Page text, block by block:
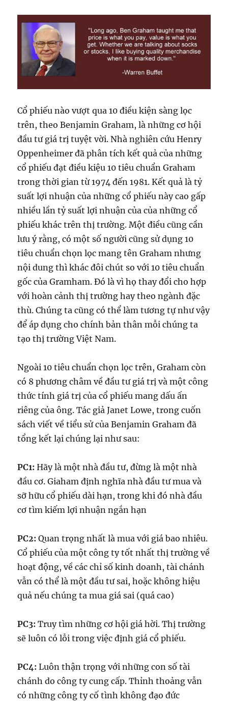
Cổ phiếu nào vượt qua 10 điều kiện sàng lọc
trên, theo Benjamin Graham, là những cơ hội
đầu tư giá trị tuyệt vời. Nhà nghiên cứu Henry
Oppenheimer đã phân tích kết quả của những
cổ phiếu đạt điều kiệu 10 tiêu chuẩn Graham
trong thời gian từ 1974 đến 1981. Kết quả là tỷ
suất lợi nhuận của những cổ phiếu này cao gấp
nhiều lần tỷ suất lợi nhuận của của những cổ
phiếu khác trên thị trường. Một điều cũng cần
lưu ý rằng, có một số người cũng sử dụng 10
tiêu chuẩn chọn lọc mang tên Graham nhưng
nội dung thì khác đôi chút so với 10 tiêu chuẩn
gốc của Gramham. Đó là vì họ thay đổi cho hợp
với hoàn cảnh thị trường hay theo ngành đặc
thù. Chúng ta cũng có thể làm tương tự như vậy
để áp dụng cho chính bản thân mỗi chúng ta
tạo thị trường Việt Nam.
Ngoài 10 tiêu chuẩn chọn lọc trên, Graham còn
có 8 phương châm về đầu tư giá trị và một công
thức tính giá trị của cổ phiếu mang dấu ấn
riêng của ông. Tác giả Janet Lowe, trong cuốn
sách viết về tiểu sử của Benjamin Graham đã
tổng kết lại chúng lại như sau:
PC1: Hãy là một nhà đầu tư, đừng là một nhà
đầu cơ. Giaham định nghĩa nhà đầu tư mua và
sỡ hữu cổ phiếu dài hạn, trong khi đó nhà đầu
cơ tìm kiếm lợi nhuận ngắn hạn
PC2: Quan trọng nhất là mua với giá bao nhiêu.
Cổ phiếu của một công ty tốt nhất thị trường về
hoạt động, về các chỉ số kinh doanh, tài chánh
vẫn có thể là một đầu tư sai, hoặc không hiệu
quả nếu chúng ta mua giá sai (quá cao)
PC3:Truy tìm những cơ hội giá hời. Thị trường
sẽ luôn có lỗi trong việc định giá cổ phiếu.
PC4: Luôn thận trọng với những con số tài
chánh do công ty cung cấp. Thỉnh thoảng vẫn
có những công ty cố tình không đạo đức